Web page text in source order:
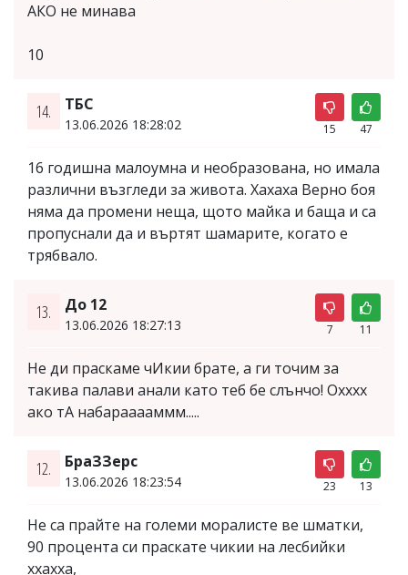
АКО не минава
10
14. ТБС
13.06.2026 18:28:02 15 47
16 годишна малоумна и необразована, но имала
различни възгледи за живота. Хахаха Верно боя
няма да промени неща, щото майка и баща и са
пропуснали да и въртят шамарите, когато е
трябвало.
13. До 12
13.06.2026 18:27:13 7 11
Не ди праскаме чИкии брате, а ги точим за
такива палави анали като теб бе слънчо! Охххх
ако тА набарааааммм.....
12. БраЗЗерс
13.06.2026 18:23:54 23 13
Не са прайте на големи моралисте ве шматки,
90 процента си праскате чикии на лесбийки
ххахха,